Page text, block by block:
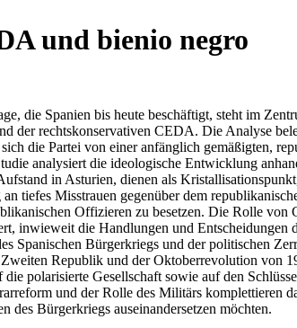
und bienio negro
die Spanien bis heute beschäftigt, steht im
der rechtskonservativen CEDA. Die Analyse
die Partei von einer anfänglich gemäßigten,
analysiert die ideologische Entwicklung
in Asturien, dienen als
tiefes Misstrauen gegenüber dem
Offizieren zu besetzen. Die Rolle von
inwieweit die Handlungen und Entscheidungen
Spanischen Bürgerkriegs und der politischen
Republik und der Oktoberrevolution von
polarisierte Gesellschaft sowie auf den
und der Rolle des Militärs komplettieren
des Bürgerkriegs auseinandersetzen möchten.